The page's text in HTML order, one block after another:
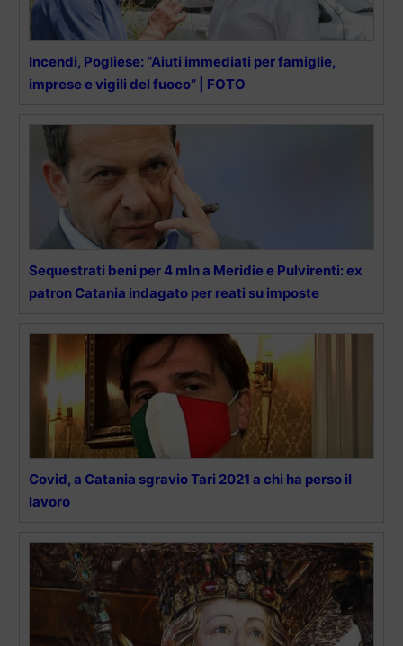
Incendi, Pogliese: “Aiuti immediati per famiglie,
imprese e vigili del fuoco” | FOTO
Sequestrati beni per 4 mln a Meridie e Pulvirenti: ex
patron Catania indagato per reati su imposte
Covid, a Catania sgravio Tari 2021 a chi ha perso il
lavoro